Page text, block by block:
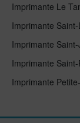
Imprimante Le
Imprimante
Imprimante
Imprimante
Imprimante